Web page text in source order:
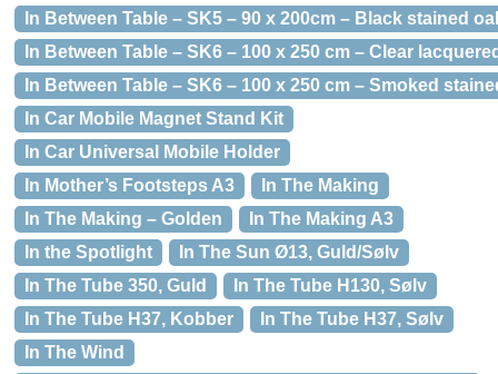
In Between Table – SK5 – 90 x 200cm – Black stained
In Between Table – SK6 – 100 x 250 cm – Clear
In Between Table – SK6 – 100 x 250 cm – Smoked
In Car Mobile Magnet Stand Kit
In Car Universal Mobile Holder
In Mother’s Footsteps A3
In The Making
In The Making – Golden
In The Making A3
In the Spotlight
In The Sun Ø13, Guld/Sølv
In The Tube 350, Guld
In The Tube H130, Sølv
In The Tube H37, Kobber
In The Tube H37, Sølv
In The Wind